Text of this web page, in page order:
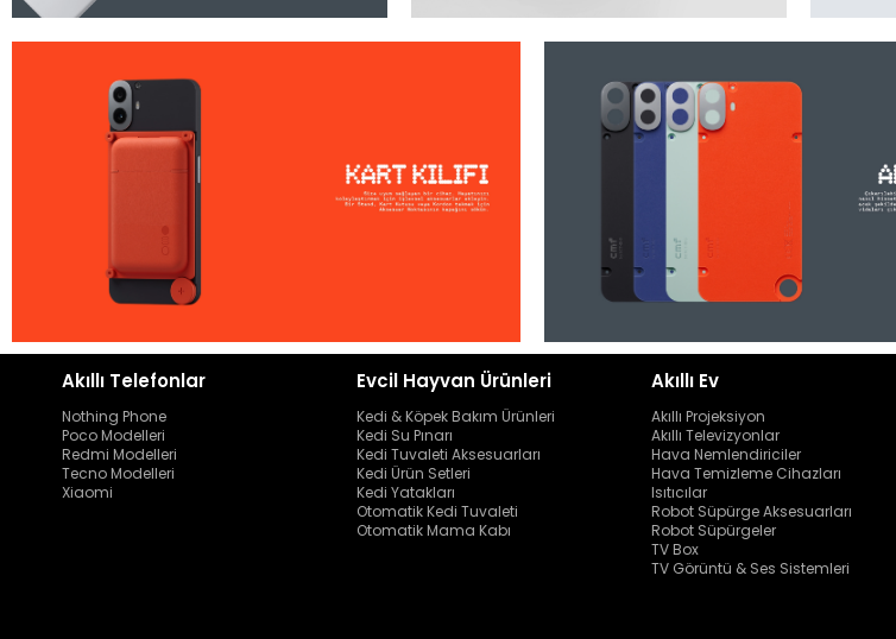
Akıllı Telefonlar
Nothing Phone
Poco Modelleri
Redmi Modelleri
Tecno Modelleri
Xiaomi
Evcil Hayvan Ürünleri
Kedi & Köpek Bakım Ürünleri
Kedi Su Pınarı
Kedi Tuvaleti Aksesuarları
Kedi Ürün Setleri
Kedi Yatakları
Otomatik Kedi Tuvaleti
Otomatik Mama Kabı
Akıllı Ev
Akıllı Projeksiyon
Akıllı Televizyonlar
Hava Nemlendiriciler
Hava Temizleme Cihazları
Isıtıcılar
Robot Süpürge Aksesuarları
Robot Süpürgeler
TV Box
TV Görüntü & Ses Sistemleri